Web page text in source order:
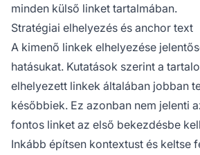
minden külső linket tartalmában.
Stratégiai elhelyezés és anchor text
A kimenő linkek elhelyezése
hatásukat. Kutatások szerint a
elhelyezett linkek általában jobban
későbbiek. Ez azonban nem jelenti
fontos linket az első bekezdésbe
Inkább építsen kontextust és keltse